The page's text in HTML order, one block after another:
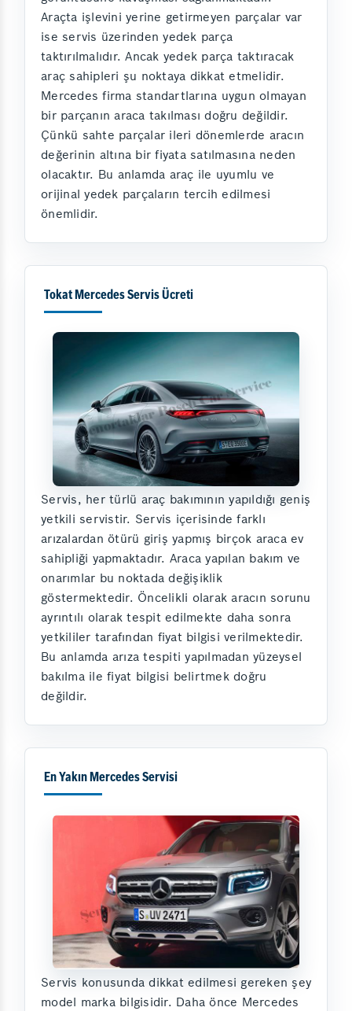
Araçta işlevini yerine getirmeyen parçalar var
ise servis üzerinden yedek parça
taktırılmalıdır. Ancak yedek parça taktıracak
araç sahipleri şu noktaya dikkat etmelidir.
Mercedes firma standartlarına uygun olmayan
bir parçanın araca takılması doğru değildir.
Çünkü sahte parçalar ileri dönemlerde aracın
değerinin altına bir fiyata satılmasına neden
olacaktır. Bu anlamda araç ile uyumlu ve
orijinal yedek parçaların tercih edilmesi
önemlidir.
Tokat Mercedes Servis Ücreti
Servis, her türlü araç bakımının yapıldığı geniş
yetkili servistir. Servis içerisinde farklı
arızalardan ötürü giriş yapmış birçok araca ev
sahipliği yapmaktadır. Araca yapılan bakım ve
onarımlar bu noktada değişiklik
göstermektedir. Öncelikli olarak aracın sorunu
ayrıntılı olarak tespit edilmekte daha sonra
yetkililer tarafından fiyat bilgisi verilmektedir.
Bu anlamda arıza tespiti yapılmadan yüzeysel
bakılma ile fiyat bilgisi belirtmek doğru
değildir.
En Yakın Mercedes Servisi
Servis konusunda dikkat edilmesi gereken şey
model marka bilgisidir. Daha önce Mercedes